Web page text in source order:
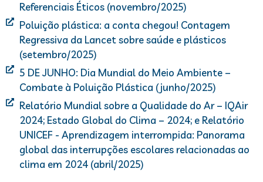
Referenciais Éticos (novembro/2025)
Poluição plástica: a conta chegou! Contagem
Regressiva da Lancet sobre saúde e plásticos
(setembro/2025)
5 DE JUNHO: Dia Mundial do Meio Ambiente –
Combate à Poluição Plástica (junho/2025)
Relatório Mundial sobre a Qualidade do Ar – IQAir
2024; Estado Global do Clima – 2024; e Relatório
UNICEF - Aprendizagem interrompida: Panorama
global das interrupções escolares relacionadas ao
clima em 2024 (abril/2025)